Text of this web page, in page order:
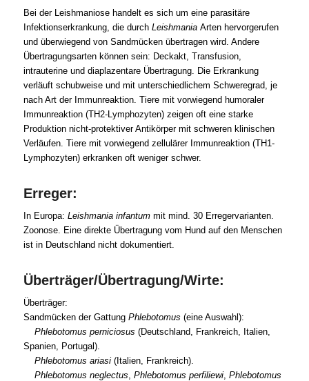
Bei der Leishmaniose handelt es sich um eine parasitäre
Infektionserkrankung, die durch LeishmaniaArten hervorgerufen
und überwiegend von Sandmücken übertragen wird. Andere
Übertragungsarten können sein: Deckakt, Transfusion,
intrauterine und diaplazentare Übertragung. Die Erkrankung
verläuft schubweise und mit unterschiedlichem Schweregrad, je
nach Art der Immunreaktion. Tiere mit vorwiegend humoraler
Immunreaktion (TH2-Lymphozyten) zeigen oft eine starke
Produktion nicht-protektiver Antikörper mit schweren klinischen
Verläufen. Tiere mit vorwiegend zellulärer Immunreaktion (TH1-
Lymphozyten) erkranken oft weniger schwer.
Erreger:
In Europa: Leishmania infantummit mind. 30 Erregervarianten.
Zoonose. Eine direkte Übertragung vom Hund auf den Menschen
ist in Deutschland nicht dokumentiert.
Überträger/Übertragung/Wirte:
Überträger:
Sandmücken der Gattung Phlebotomus (eine Auswahl):
Phlebotomus perniciosus (Deutschland, Frankreich, Italien,
Spanien, Portugal).
Phlebotomus ariasi(Italien, Frankreich).
Phlebotomus neglectus, Phlebotomus perfiliewi, Phlebotomus